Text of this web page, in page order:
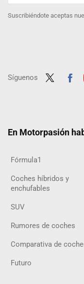
Suscribiéndote aceptas
Síguenos
En Motorpasión
Fórmula1
Coches híbridos y
enchufables
SUV
Rumores de coches
Comparativa de
Futuro